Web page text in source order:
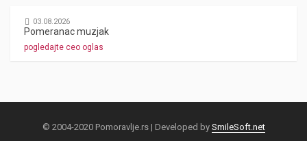
03.08.2026
Pomeranac muzjak
pogledajte ceo oglas
© 2004-2020 Pomoravlje.rs | Developed by SmileSoft.net